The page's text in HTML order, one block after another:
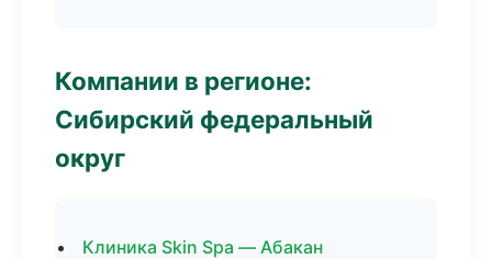
Компании в регионе:
Сибирский федеральный
округ
Клиника Skin Spa — Абакан